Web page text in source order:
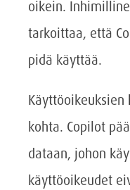
oikein.
tarkoittaa, että
pidä käyttää.
kohta. Copilot
dataan, johon
käyttöoikeudet